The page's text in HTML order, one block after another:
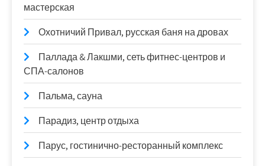
мастерская
Охотничий Привал, русская баня на дровах
Паллада & Лакшми, сеть фитнес-центров и
СПА-салонов
Пальма, сауна
Парадиз, центр отдыха
Парус, гостинично-ресторанный комплекс